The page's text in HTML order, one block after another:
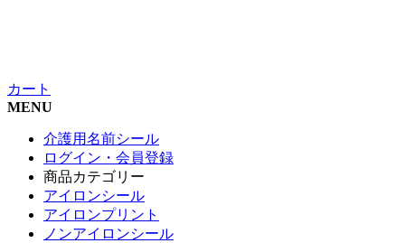
カート
MENU
介護用名前シール
ログイン・会員登録
商品カテゴリー
アイロンシール
アイロンプリント
ノンアイロンシール